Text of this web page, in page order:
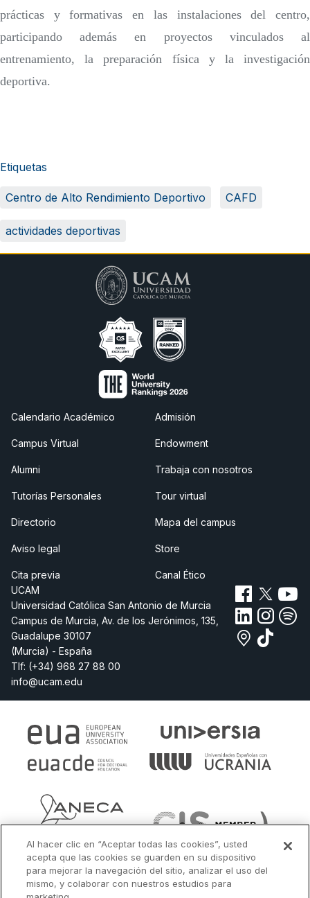
prácticas y formativas en las instalaciones del centro,
participando además en proyectos vinculados al
entrenamiento, la preparación física y la investigación
deportiva.
Etiquetas
Centro de Alto Rendimiento Deportivo CAFD
actividades deportivas
Calendario Académico
Campus Virtual
Alumni
Tutorías Personales
Directorio
Aviso legal
Cita previa
Admisión
Endowment
Trabaja con nosotros
Tour virtual
Mapa del campus
Store
Canal Ético
UCAM
Universidad Católica San Antonio de Murcia
Campus de Murcia, Av. de los Jerónimos, 135,
Guadalupe 30107
(Murcia) - España
Tlf: (+34) 968 27 88 00
info@ucam.edu
Al hacer clic en “Aceptar todas las cookies”, usted
acepta que las cookies se guarden en su dispositivo
para mejorar la navegación del sitio, analizar el uso del
mismo, y colaborar con nuestros estudios para